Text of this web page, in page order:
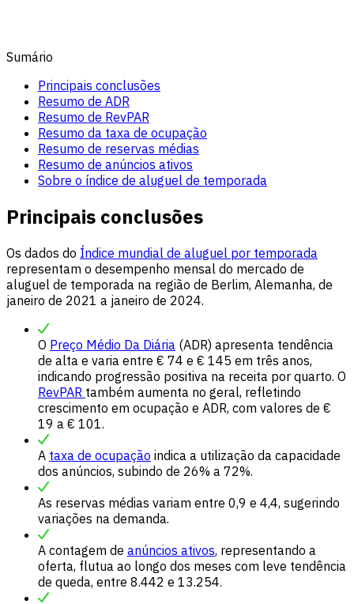
Sumário
Principais conclusões
Resumo de ADR
Resumo de RevPAR
Resumo da taxa de ocupação
Resumo de reservas médias
Resumo de anúncios ativos
Sobre o índice de aluguel de temporada
Principais conclusões
Os dados do Índice mundial de aluguel por temporada
representam o desempenho mensal do mercado de
aluguel de temporada na região de Berlim, Alemanha, de
janeiro de 2021 a janeiro de 2024.
O Preço Médio Da Diária (ADR) apresenta tendência
de alta e varia entre € 74 e € 145 em três anos,
indicando progressão positiva na receita por quarto. O
RevPAR também aumenta no geral, refletindo
crescimento em ocupação e ADR, com valores de €
19 a € 101.
A taxa de ocupação indica a utilização da capacidade
dos anúncios, subindo de 26% a 72%.
As reservas médias variam entre 0,9 e 4,4, sugerindo
variações na demanda.
A contagem de anúncios ativos, representando a
oferta, flutua ao longo dos meses com leve tendência
de queda, entre 8.442 e 13.254.